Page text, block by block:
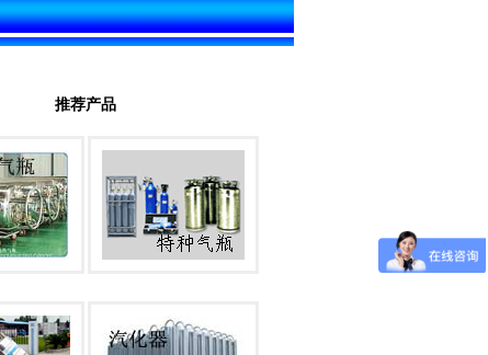
推荐产品